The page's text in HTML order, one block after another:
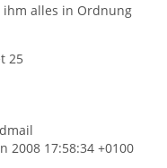
alles in Ordnung
25
2008 17:58:34 +0100